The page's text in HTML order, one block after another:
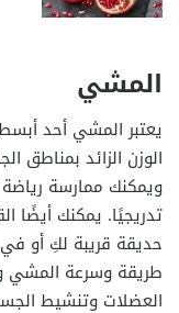
المشي
يعتبر المشي أحد
الوزن الزائد بمناطق
تدريجيًا. يمكنك أيضًا
حديقة قريبة لكِ أو في
طريقة وسرعة
العضلات وتنشيط